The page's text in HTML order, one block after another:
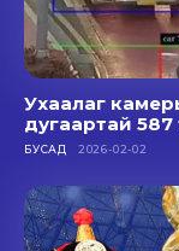
Ухаалаг
дугаартай 587
БУСАД 2026-02-02